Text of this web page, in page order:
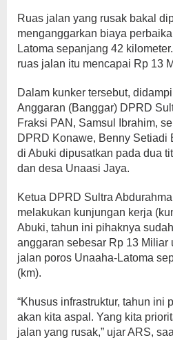
Ruas jalan yang rusak bakal
menganggarkan biaya
Latoma sepanjang 42
ruas jalan itu mencapai Rp 13
Dalam kunker tersebut,
Anggaran (Banggar) DPRD
Fraksi PAN, Samsul Ibrahim,
DPRD Konawe, Benny Setiadi
di Abuki dipusatkan pada dua
dan desa Unaasi Jaya.
Ketua DPRD Sultra
melakukan kunjungan kerja
Abuki, tahun ini pihaknya
anggaran sebesar Rp 13 Miliar
jalan poros Unaaha-Latoma
(km).
“Khusus infrastruktur, tahun ini
akan kita aspal. Yang kita
jalan yang rusak,” ujar ARS,